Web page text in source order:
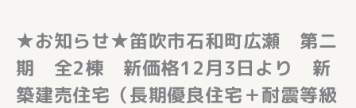
★お知らせ★笛吹市石和町広瀬 第二
期 全2棟 新価格12月3日より 新
築建売住宅（長期優良住宅＋耐震等級